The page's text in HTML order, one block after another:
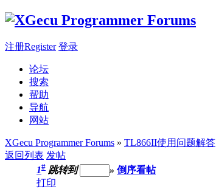
注册Register 登录
论坛
搜索
帮助
导航
网站
XGecu Programmer Forums » TL866II使用问题解答
返回列表 发帖
1# 跳转到 » 倒序看帖
打印